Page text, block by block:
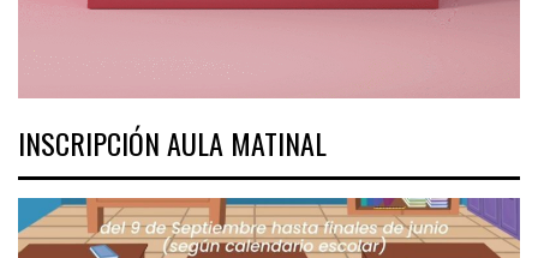
INSCRIPCIÓN AULA MATINAL